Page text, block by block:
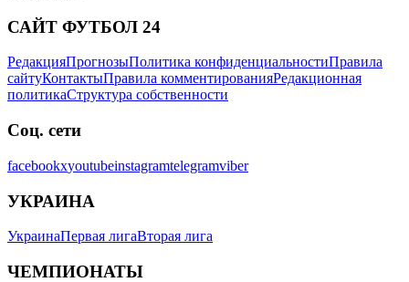
САЙТ ФУТБОЛ 24
РедакцияПрогнозыПолитика конфиденциальностиПравила
сайтуКонтактыПравила комментированияРедакционная
политикаСтруктура собственности
Соц. сети
facebookxyoutubeinstagramtelegramviber
УКРАИНА
УкраинаПервая лигаВторая лига
ЧЕМПИОНАТЫ